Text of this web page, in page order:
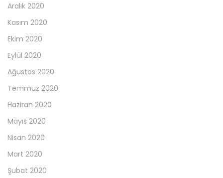
Aralık 2020
Kasım 2020
Ekim 2020
Eylül 2020
Ağustos 2020
Temmuz 2020
Haziran 2020
Mayıs 2020
Nisan 2020
Mart 2020
Şubat 2020